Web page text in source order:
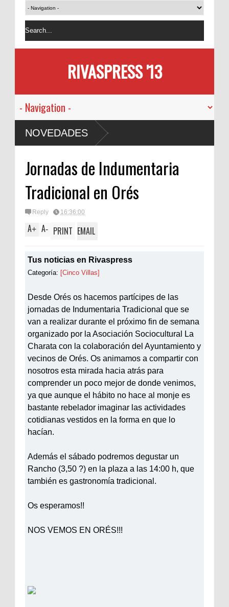
RIVASPRESS '13
NOVEDADES
Jornadas de Indumentaria
Tradicional en Orés
Reply 16:36:00
A+ A- PRINT EMAIL
Tus noticias en Rivaspress
Categoría: [Cinco Villas]
Desde Orés os hacemos partícipes de las
jornadas de Indumentaria Tradicional que se
van a realizar durante el próximo fin de semana
organizado por la Asociación Sociocultural La
Charata con la colaboración del Ayuntamiento y
vecinos de Orés. Os animamos a compartir con
nosotros esta mirada hacia atrás para
comprender un poco mejor de donde venimos,
ya que aunque el hábito no hace al monje es
bastante rebelador imaginar las actividades
cotidianas vestidos en la forma en que lo
hacían.
Además el sábado podremos degustar un
Rancho (3,50 ?) en la plaza a las 14:00 h, que
también es gastronomía tradicional.
Os esperamos!!
NOS VEMOS EN ORÉS!!!